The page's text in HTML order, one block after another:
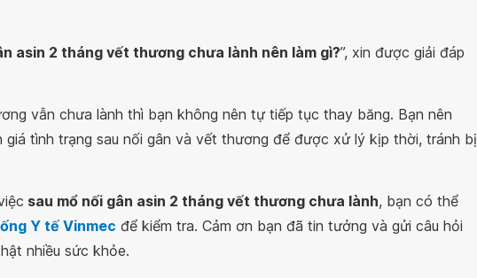
asin 2 tháng vết thương chưa lành nên làm gì?”, xin được giải đáp
vẫn chưa lành thì bạn không nên tự tiếp tục thay băng. Bạn nên
giá tình trạng sau nối gân và vết thương để được xử lý kịp thời, tránh bị
sau mổ nối gân asin 2 tháng vết thương chưa lành, bạn có thể
Y tế Vinmec để kiểm tra. Cảm ơn bạn đã tin tưởng và gửi câu hỏi
nhiều sức khỏe.